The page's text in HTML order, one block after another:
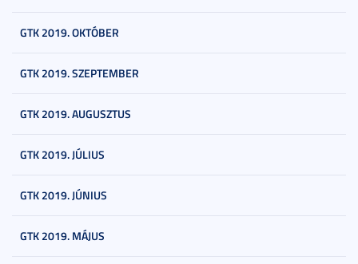
GTK 2019. OKTÓBER
GTK 2019. SZEPTEMBER
GTK 2019. AUGUSZTUS
GTK 2019. JÚLIUS
GTK 2019. JÚNIUS
GTK 2019. MÁJUS